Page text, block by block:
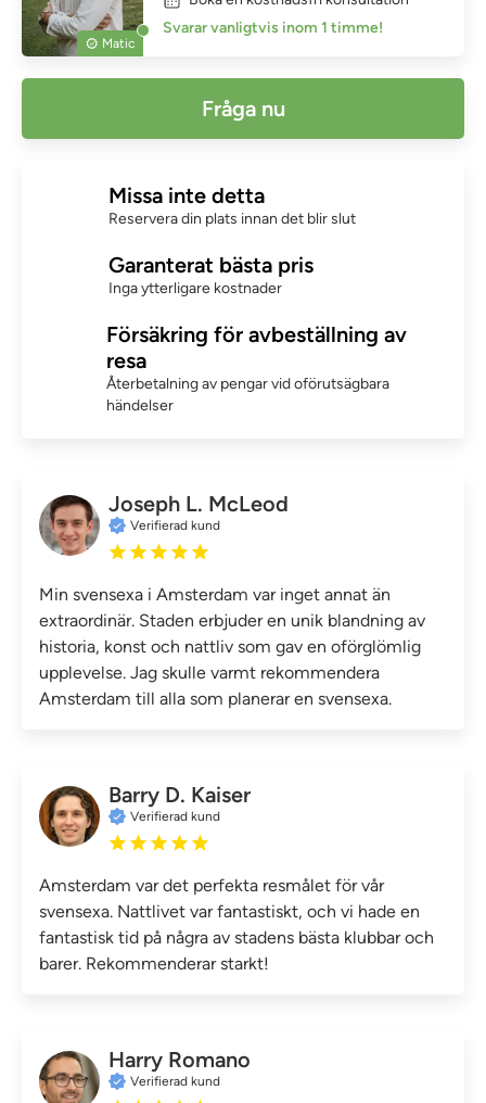
Matic
Svarar vanligtvis inom 1 timme!
Fråga nu
Missa inte detta
Reservera din plats innan det blir slut
Garanterat bästa pris
Inga ytterligare kostnader
Försäkring för avbeställning av
resa
Återbetalning av pengar vid oförutsägbara
händelser
Joseph L. McLeod
Verifierad kund
Min svensexa i Amsterdam var inget annat än
extraordinär. Staden erbjuder en unik blandning av
historia, konst och nattliv som gav en oförglömlig
upplevelse. Jag skulle varmt rekommendera
Amsterdam till alla som planerar en svensexa.
Barry D. Kaiser
Verifierad kund
Amsterdam var det perfekta resmålet för vår
svensexa. Nattlivet var fantastiskt, och vi hade en
fantastisk tid på några av stadens bästa klubbar och
barer. Rekommenderar starkt!
Harry Romano
Verifierad kund